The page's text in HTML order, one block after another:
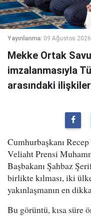
Yayınlanma: 09 Ağustos
Mekke Ortak
imzalanmasıyla
arasındaki
Cumhurbaşkanı
Veliaht Prensi
Başbakanı Şahbaz
birlikte kılması, iki
yakınlaşmanın en
Bu görüntü, kısa süre